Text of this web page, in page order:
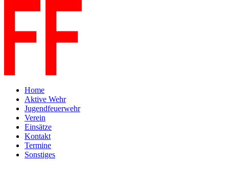
Home
Aktive Wehr
Jugendfeuerwehr
Verein
Einsätze
Kontakt
Termine
Sonstiges